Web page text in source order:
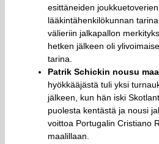
esittäneiden
lääkintähenkilökunnan
välieriin jalkapallon
hetken jälkeen oli
tarina.
Patrik Schickin nousu
hyökkääjästä tuli yksi
jälkeen, kun hän iski
puolesta kentästä ja nousi
voittoa Portugalin Cristiano
maalillaan.